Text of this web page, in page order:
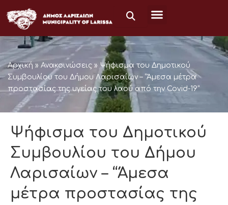
στο
περιεχόμενο
Αρχική » Ανακοινώσεις » Ψήφισμα του Δημοτικού
Συμβουλίου του Δήμου Λαρισαίων – “Άμεσα μέτρα
προστασίας της υγείας του λαού από την Covid-19”
Ψήφισμα του Δημοτικού
Συμβουλίου του Δήμου
Λαρισαίων – “Άμεσα
μέτρα προστασίας της